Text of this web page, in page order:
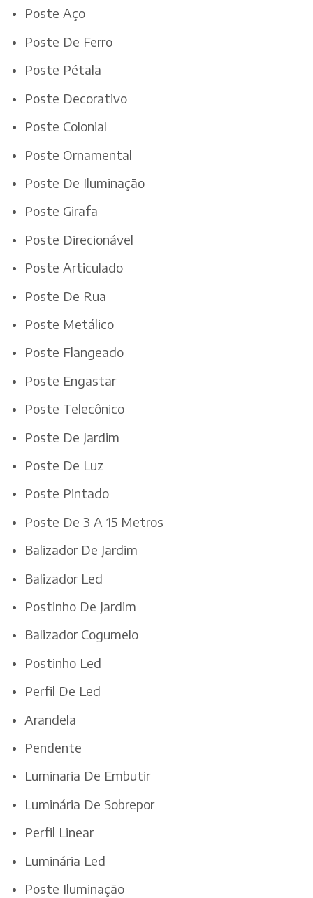
Poste Aço
Poste De Ferro
Poste Pétala
Poste Decorativo
Poste Colonial
Poste Ornamental
Poste De Iluminação
Poste Girafa
Poste Direcionável
Poste Articulado
Poste De Rua
Poste Metálico
Poste Flangeado
Poste Engastar
Poste Telecônico
Poste De Jardim
Poste De Luz
Poste Pintado
Poste De 3 A 15 Metros
Balizador De Jardim
Balizador Led
Postinho De Jardim
Balizador Cogumelo
Postinho Led
Perfil De Led
Arandela
Pendente
Luminaria De Embutir
Luminária De Sobrepor
Perfil Linear
Luminária Led
Poste Iluminação